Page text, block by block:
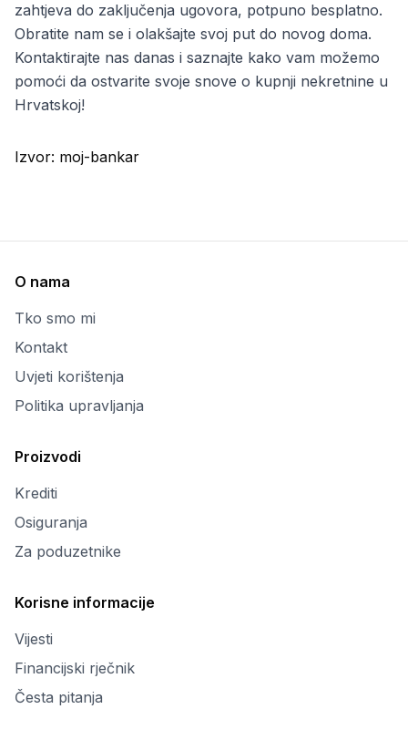
zahtjeva do zaključenja ugovora, potpuno besplatno.
Obratite nam se i olakšajte svoj put do novog doma.
Kontaktirajte nas danas i saznajte kako vam možemo
pomoći da ostvarite svoje snove o kupnji nekretnine u
Hrvatskoj!
Izvor: moj-bankar
O nama
Tko smo mi
Kontakt
Uvjeti korištenja
Politika upravljanja
Proizvodi
Krediti
Osiguranja
Za poduzetnike
Korisne informacije
Vijesti
Financijski rječnik
Česta pitanja